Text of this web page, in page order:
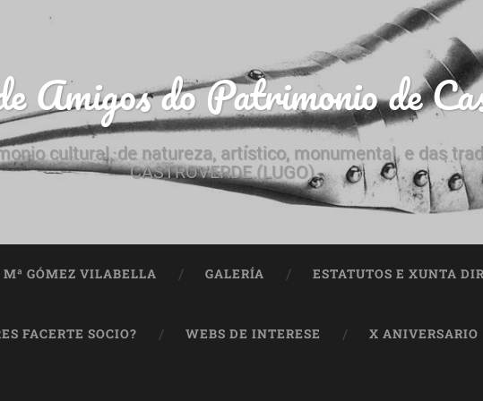
Amigos do Patrimonio de
cultural, de natureza, artístico, monumental, e das
CASTROVERDE (LUGO)
GÓMEZ VILABELLA GALERÍA ESTATUTOS E XUNTA
FACERTE SOCIO? WEBS DE INTERESE X ANIVERSARIO